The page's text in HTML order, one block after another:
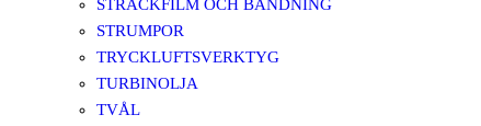
STRÄCKFILM OCH BANDNING
STRUMPOR
TRYCKLUFTSVERKTYG
TURBINOLJA
TVÅL